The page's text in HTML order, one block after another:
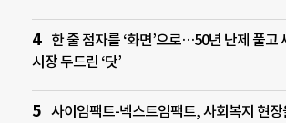
한 줄 점자를 ‘화면’으로…50년 난제 풀고
시장 두드린 ‘닷’
사이임팩트-넥스트임팩트, 사회복지 현장